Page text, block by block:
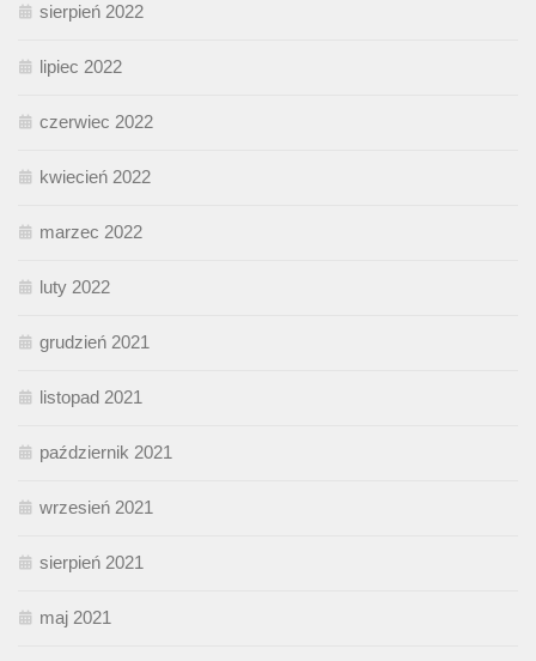
sierpień 2022
lipiec 2022
czerwiec 2022
kwiecień 2022
marzec 2022
luty 2022
grudzień 2021
listopad 2021
październik 2021
wrzesień 2021
sierpień 2021
maj 2021